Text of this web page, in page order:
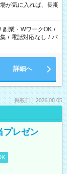
会保険への加入対
原則禁止）によ
場合があります
気に入れば、長期
/ 副業・WワークOK /
/ 電話対応なし / パ
詳細へ
掲載日：2026.08.05
プレゼン